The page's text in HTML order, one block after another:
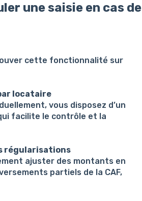
une saisie en cas de
cette fonctionnalité sur
locataire
vous disposez d’un
facilite le contrôle et la
régularisations
ajuster des montants en
partiels de la CAF,